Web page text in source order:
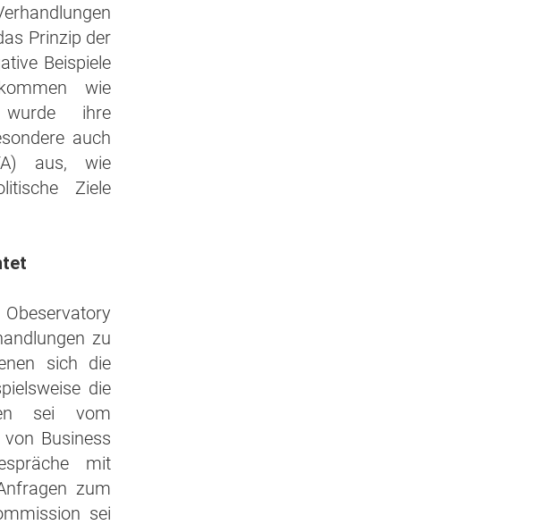
Prinzip der
Beispiele
wie
ihre
auch
aus, wie
Ziele
zu
sich die
die
sei vom
Business
mit
zum
sei